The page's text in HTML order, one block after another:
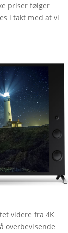
priser følger
i takt med at vi
videre fra 4K
overbevisende